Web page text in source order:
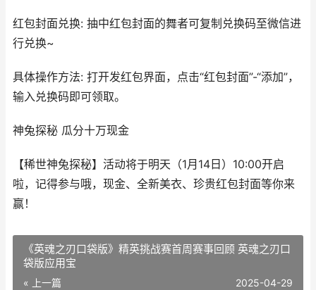
红包封面兑换: 抽中红包封面的舞者可复制兑换码至微信进
行兑换~
具体操作方法: 打开发红包界面，点击“红包封面”-“添加”，
输入兑换码即可领取。
神兔探秘 瓜分十万现金
【稀世神兔探秘】活动将于明天（1月14日）10:00开启
啦，记得参与哦，现金、全新美衣、珍贵红包封面等你来
赢！
《英魂之刃口袋版》精英挑战赛首周赛事回顾 英魂之刃口
袋版应用宝
« 上一篇 2025-04-29